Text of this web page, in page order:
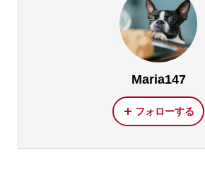
Maria147
フォローする